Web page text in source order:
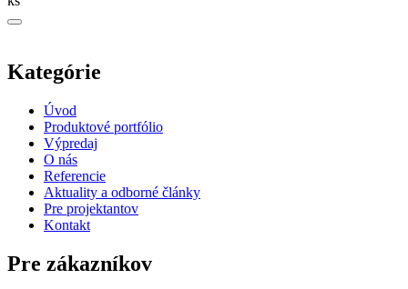
Kategórie
Úvod
Produktové portfólio
Výpredaj
O nás
Referencie
Aktuality a odborné články
Pre projektantov
Kontakt
Pre zákazníkov